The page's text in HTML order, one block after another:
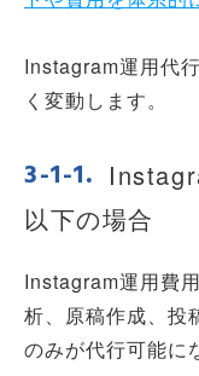
Instagram運用代
く変動します。
以下の場合
Instagram運用費
析、原稿作成、投
のみが代行可能に